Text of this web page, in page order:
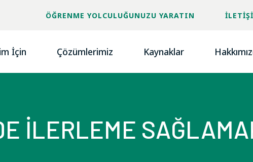
ÖĞRENME YOLCULUĞUNUZU YARATIN
İçin Çözümlerimiz Kaynaklar
İLERLEME